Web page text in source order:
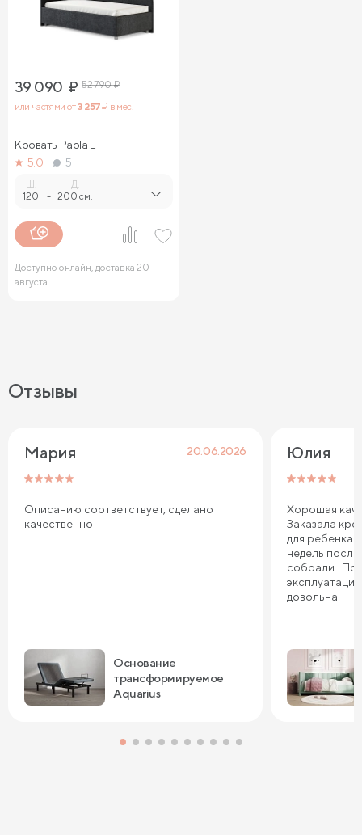
39 090 ₽ 52 790₽
или частями от3 257₽ в мес.
Кровать Paola L
5.0
5
120 -
Д.
200 см.
Доступно онлайн, доставка 20
августа
Отзывы
Мария 20.06.2026
Описанию соответствует, сделано
качественно
Основание
трансформируемое
Aquarius
Юлия
Хорошая
Заказала
для ребенка.
недель
собрали .
довольна.